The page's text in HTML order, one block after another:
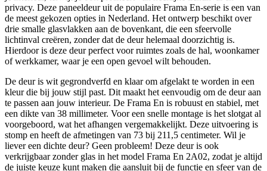
privacy. Deze paneeldeur uit de populaire Frama En-serie is een van
de meest gekozen opties in Nederland. Het ontwerp beschikt over
drie smalle glasvlakken aan de bovenkant, die een sfeervolle
lichtinval creëren, zonder dat de deur helemaal doorzichtig is.
Hierdoor is deze deur perfect voor ruimtes zoals de hal, woonkamer
of werkkamer, waar je een open gevoel wilt behouden.
De deur is wit gegrondverfd en klaar om afgelakt te worden in een
kleur die bij jouw stijl past. Dit maakt het eenvoudig om de deur aan
te passen aan jouw interieur. De Frama En is robuust en stabiel, met
een dikte van 38 millimeter. Voor een snelle montage is het slotgat al
voorgeboord, wat het afhangen vergemakkelijkt. Deze uitvoering is
stomp en heeft de afmetingen van 73 bij 211,5 centimeter. Wil je
liever een dichte deur? Geen probleem! Deze deur is ook
verkrijgbaar zonder glas in het model Frama En 2A02, zodat je altijd
de juiste keuze kunt maken die aansluit bij de functie en sfeer van de